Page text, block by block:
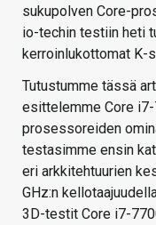
sukupolven Core-
io-techin testiin heti
kerroinlukottomat K-
Tutustumme tässä
esittelemme Core
prosessoreiden
testasimme ensin
eri arkkitehtuurien
GHz:n
3D-testit Core i7-